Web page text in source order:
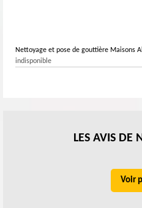
Nettoyage et pose de gouttière Maisons
indisponible
LES AVIS DE
Voir